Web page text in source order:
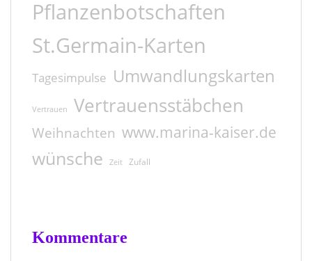
Pflanzenbotschaften
St.Germain-Karten
Tagesimpulse Umwandlungskarten
Vertrauen Vertrauensstäbchen
Weihnachten www.marina-kaiser.de
wünsche Zeit Zufall
Kommentare